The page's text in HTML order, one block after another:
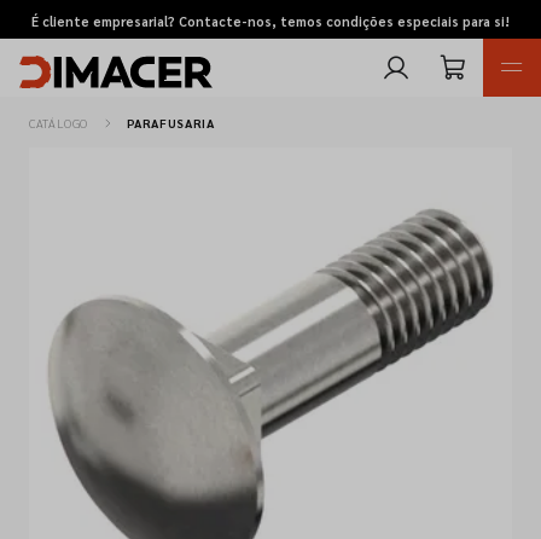
É cliente empresarial? Contacte-nos, temos condições especiais para si!
Retomas
Marcas
Favoritos
CATÁLOGO PARAFUSARIA